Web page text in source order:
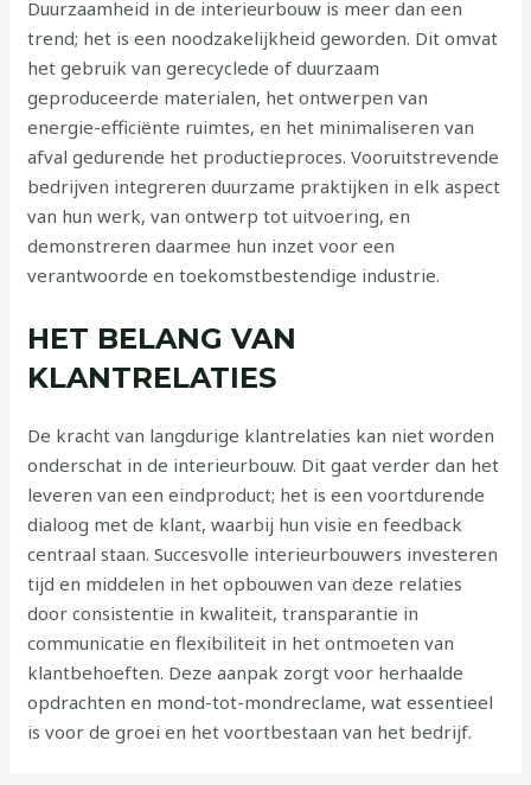
Duurzaamheid in de interieurbouw is meer dan een
trend; het is een noodzakelijkheid geworden. Dit omvat
het gebruik van gerecyclede of duurzaam
geproduceerde materialen, het ontwerpen van
energie-efficiënte ruimtes, en het minimaliseren van
afval gedurende het productieproces. Vooruitstrevende
bedrijven integreren duurzame praktijken in elk aspect
van hun werk, van ontwerp tot uitvoering, en
demonstreren daarmee hun inzet voor een
verantwoorde en toekomstbestendige industrie.
HET BELANG VAN
KLANTRELATIES
De kracht van langdurige klantrelaties kan niet worden
onderschat in de interieurbouw. Dit gaat verder dan het
leveren van een eindproduct; het is een voortdurende
dialoog met de klant, waarbij hun visie en feedback
centraal staan. Succesvolle interieurbouwers investeren
tijd en middelen in het opbouwen van deze relaties
door consistentie in kwaliteit, transparantie in
communicatie en flexibiliteit in het ontmoeten van
klantbehoeften. Deze aanpak zorgt voor herhaalde
opdrachten en mond-tot-mondreclame, wat essentieel
is voor de groei en het voortbestaan van het bedrijf.